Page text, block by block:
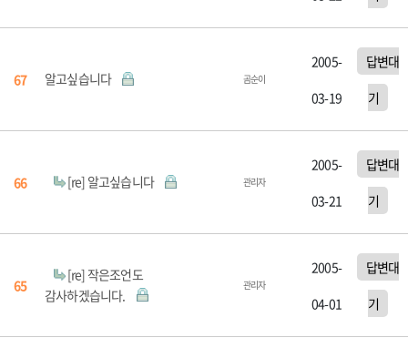
67 알고싶습니다 곰순이
2005-
03-19
답변대
기
66 [re] 알고싶습니다 관리자
2005-
03-21
답변대
기
65
[re] 작은조언도
감사하겠습니다.
관리자
2005-
04-01
답변대
기